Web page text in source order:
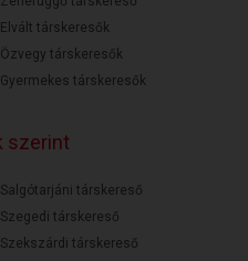
Elvált társkeresők
Özvegy társkeresők
Gyermekes társkeresők
szerint
Salgótarjáni társkereső
Szegedi társkereső
Szekszárdi társkereső